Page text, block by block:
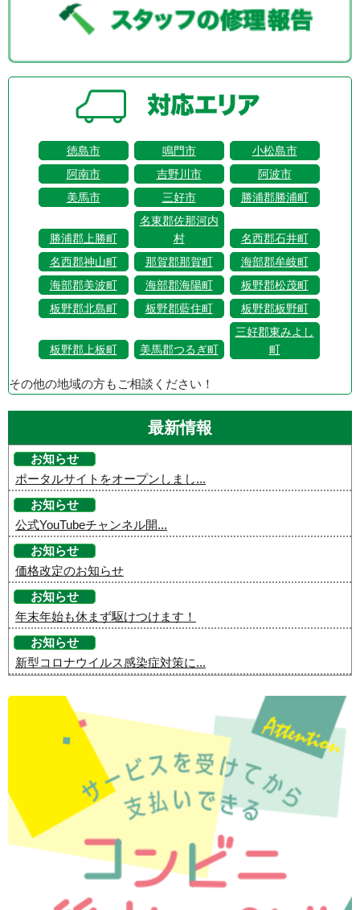
徳島市 鳴門市
小松島市
阿南市
吉野川市
阿波市
美馬市
三好市 勝浦郡勝浦町
勝浦郡上勝町
名東郡佐那河内
村
名西郡石井町
名西郡神山町
那賀郡那賀町
海部郡牟岐町
海部郡美波町
海部郡海陽町
板野郡松茂町
板野郡北島町
板野郡藍住町 板野郡板野町
板野郡上板町 美馬郡つるぎ町
三好郡東みよし
町
その他の地域の方もご相談ください！
最新情報
お知らせ
ポータルサイトをオープンしまし...
お知らせ
公式YouTubeチャンネル開...
お知らせ
価格改定のお知らせ
お知らせ
年末年始も休まず駆けつけます！
お知らせ
新型コロナウイルス感染症対策に...